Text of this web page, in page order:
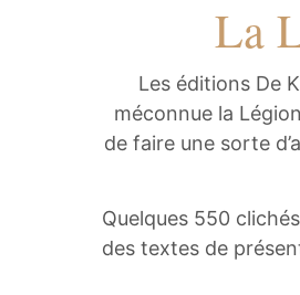
La
Les éditions De
méconnue la
de faire une sorte
Quelques 550
des textes de